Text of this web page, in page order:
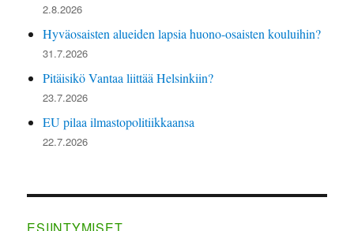
2.8.2026
Hyväosaisten alueiden lapsia huono-osaisten kouluihin?
31.7.2026
Pitäisikö Vantaa liittää Helsinkiin?
23.7.2026
EU pilaa ilmastopolitiikkaansa
22.7.2026
ESIINTYMISET